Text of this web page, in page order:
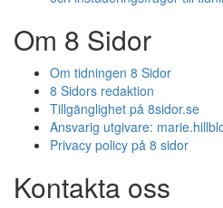
Om 8 Sidor
Om tidningen 8 Sidor
8 Sidors redaktion
Tillgänglighet på 8sidor.se
Ansvarig utgivare:
Privacy policy på 8 sidor
Kontakta oss